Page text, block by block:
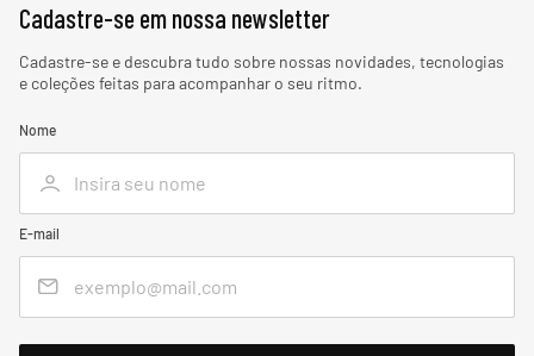
Cadastre-se em nossa newsletter
Cadastre-se e descubra tudo sobre nossas novidades, tecnologias
e coleções feitas para acompanhar o seu ritmo.
Nome
E-mail